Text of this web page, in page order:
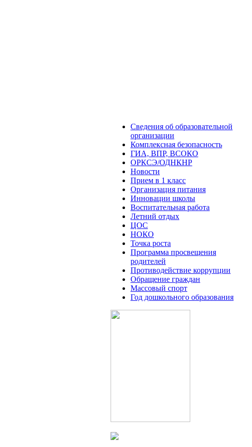
Сведения об образовательной
организации
Комплексная безопасность
ГИА, ВПР, ВСОКО
ОРКСЭ/ОДНКНР
Новости
Прием в 1 класс
Организация питания
Инновации школы
Воспитательная работа
Летний отдых
ЦОС
НОКО
Точка роста
Программа просвещения
родителей
Противодействие коррупции
Обращение граждан
Массовый спорт
Год дошкольного образования